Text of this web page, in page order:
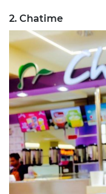
2. Chatime